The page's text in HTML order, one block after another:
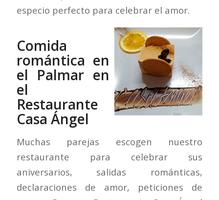
especio perfecto para celebrar el amor.
Comida
romántica en
el Palmar en
el
Restaurante
Casa Ángel
Muchas parejas escogen nuestro
restaurante para celebrar sus
aniversarios, salidas románticas,
declaraciones de amor, peticiones de